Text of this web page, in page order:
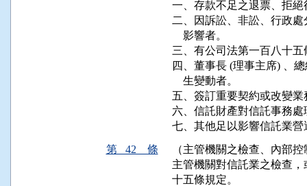
一、存款不足之退票、拒
二、因訴訟、非訟、行政
    影響者。
三、有公司法第一百八十
四、董事長 (理事主席) 、
    生變動者。
五、簽訂重要契約或改變
六、信託財產對信託事務
七、其他足以影響信託業
第 42 條
（主管機關之檢查、內部
主管機關對信託業之檢查
十五條規定。